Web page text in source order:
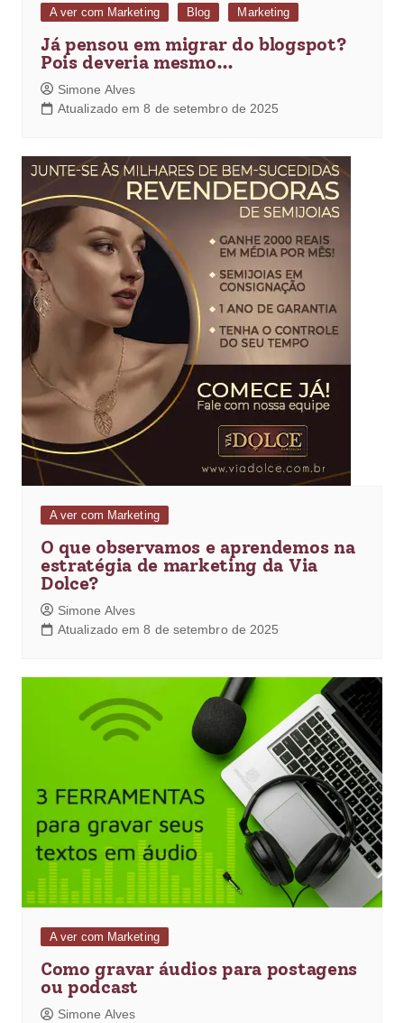
A ver com Marketing Blog Marketing
Já pensou em migrar do blogspot?
Pois deveria mesmo…
Simone Alves
Atualizado em 8 de setembro de 2025
A ver com Marketing
O que observamos e aprendemos na
estratégia de marketing da Via
Dolce?
Simone Alves
Atualizado em 8 de setembro de 2025
A ver com Marketing
Como gravar áudios para postagens
ou podcast
Simone Alves